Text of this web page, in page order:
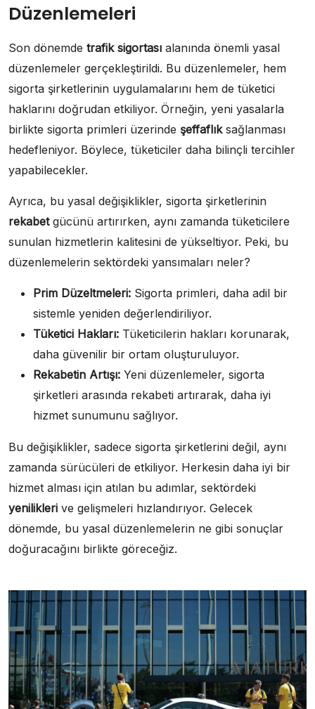
Düzenlemeleri
Son dönemde trafik sigortası alanında önemli yasal
düzenlemeler gerçekleştirildi. Bu düzenlemeler, hem
sigorta şirketlerinin uygulamalarını hem de tüketici
haklarını doğrudan etkiliyor. Örneğin, yeni yasalarla
birlikte sigorta primleri üzerinde şeffaflıksağlanması
hedefleniyor. Böylece, tüketiciler daha bilinçli tercihler
yapabilecekler.
Ayrıca, bu yasal değişiklikler, sigorta şirketlerinin
rekabetgücünü artırırken, aynı zamanda tüketicilere
sunulan hizmetlerin kalitesini de yükseltiyor. Peki, bu
düzenlemelerin sektördeki yansımaları neler?
Prim Düzeltmeleri: Sigorta primleri, daha adil bir
sistemle yeniden değerlendiriliyor.
Tüketici Hakları: Tüketicilerin hakları korunarak,
daha güvenilir bir ortam oluşturuluyor.
Rekabetin Artışı: Yeni düzenlemeler, sigorta
şirketleri arasında rekabeti artırarak, daha iyi
hizmet sunumunu sağlıyor.
Bu değişiklikler, sadece sigorta şirketlerini değil, aynı
zamanda sürücüleri de etkiliyor. Herkesin daha iyi bir
hizmet alması için atılan bu adımlar, sektördeki
yenilikleri ve gelişmeleri hızlandırıyor. Gelecek
dönemde, bu yasal düzenlemelerin ne gibi sonuçlar
doğuracağını birlikte göreceğiz.